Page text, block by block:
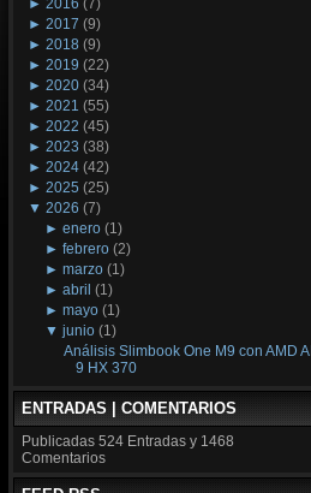
► 2016 (7)
► 2017 (9)
► 2018 (9)
► 2019 (22)
► 2020 (34)
► 2021 (55)
► 2022 (45)
► 2023 (38)
► 2024 (42)
► 2025 (25)
▼ 2026 (7)
►enero (1)
►febrero (2)
►marzo (1)
►abril (1)
►mayo (1)
▼junio (1)
Análisis Slimbook One M9 con AMD AI
9 HX 370
ENTRADAS | COMENTARIOS
Publicadas 524 Entradas y 1468
Comentarios